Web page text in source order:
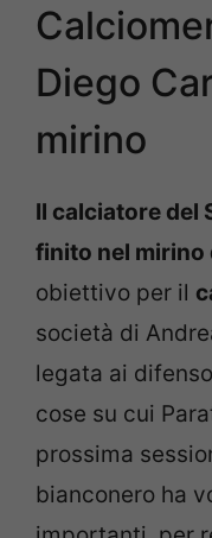
Diego
mirino
Il calciatore del
finito nel mirino
obiettivo per il
società di
legata ai
cose su cui
prossima
bianconero ha